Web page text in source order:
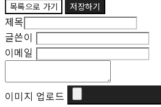
목록으로 가기 저장하기
제목
글쓴이
이메일
이미지 업로드